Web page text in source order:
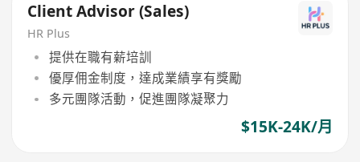
Client Advisor (Sales)
HR Plus
提供在職有薪培訓
優厚佣金制度，達成業績享有獎勵
多元團隊活動，促進團隊凝聚力
$15K-24K/月